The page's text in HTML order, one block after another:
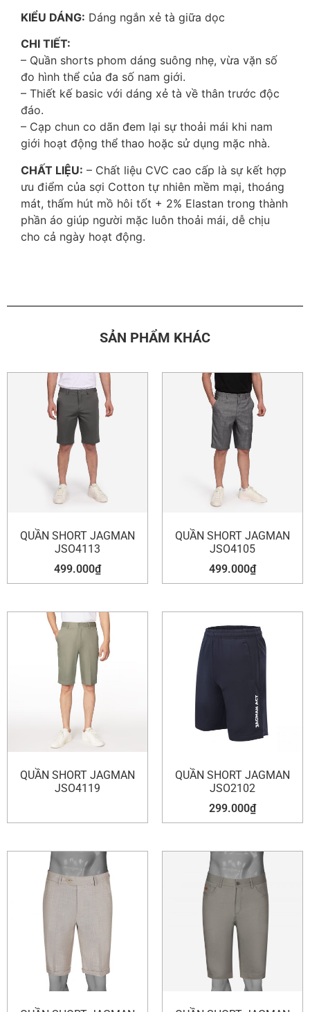
KIỂU DÁNG: Dáng ngắn xẻ tà giữa dọc
CHI TIẾT:
– Quần shorts phom dáng suông nhẹ, vừa vặn số
đo hình thể của đa số nam giới.
– Thiết kế basic với dáng xẻ tà về thân trước độc
đáo.
– Cạp chun co dãn đem lại sự thoải mái khi nam
giới hoạt động thể thao hoặc sử dụng mặc nhà.
CHẤT LIỆU: – Chất liệu CVC cao cấp là sự kết hợp
ưu điểm của sợi Cotton tự nhiên mềm mại, thoáng
mát, thấm hút mồ hôi tốt + 2% Elastan trong thành
phần áo giúp người mặc luôn thoải mái, dễ chịu
cho cả ngày hoạt động.
SẢN PHẨM KHÁC
QUẦN SHORT JAGMAN
JSO4113
499.000₫
QUẦN SHORT JAGMAN
JSO4105
499.000₫
QUẦN SHORT JAGMAN
JSO4119
QUẦN SHORT JAGMAN
JSO2102
299.000₫